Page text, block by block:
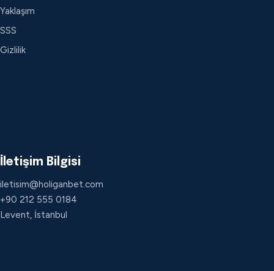
Yaklaşım
SSS
Gizlilik
İletişim Bilgisi
iletisim@holiganbet.com
+90 212 555 0184
Levent, İstanbul